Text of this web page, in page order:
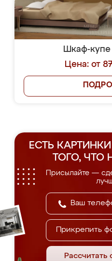
Шкаф-
Цена: от
ЕСТЬ
ТОГО, ЧТО
Присылайте —
Прикрепить
Рассчитать